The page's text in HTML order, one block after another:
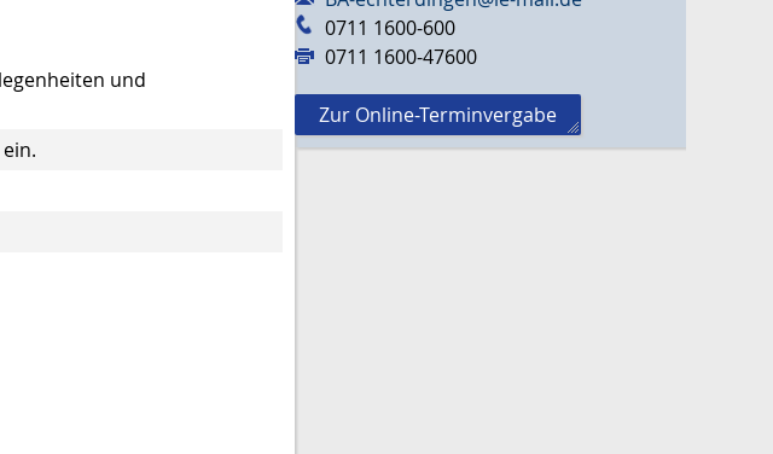
und
0711 1600-600
0711 1600-47600
Zur Online-Terminvergabe